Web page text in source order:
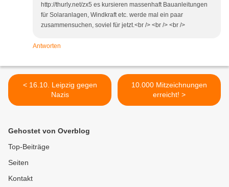
http://thurly.net/zx5 es kursieren massenhaft Bauanleitungen
für Solaranlagen, Windkraft etc. werde mal ein paar
zusammensuchen, soviel für jetzt.<br /> <br /> <br />
Antworten
< 16.10. Leipzig gegen
Nazis
10.000 Mitzeichnungen
erreicht! >
Gehostet von Overblog
Top-Beiträge
Seiten
Kontakt